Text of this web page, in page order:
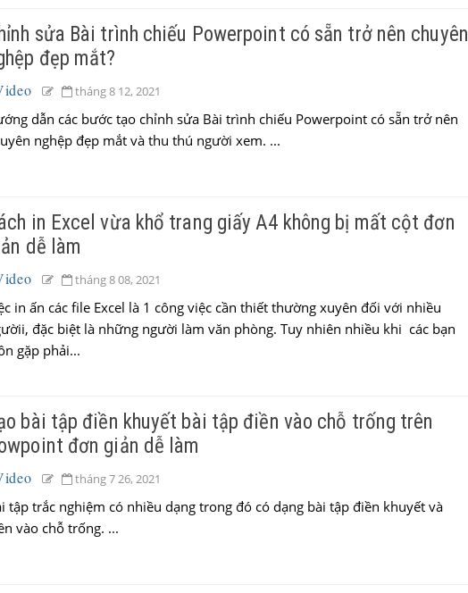
sửa Bài trình chiếu Powerpoint có sẵn trở nên chuyên
đẹp mắt?
tháng 8 12, 2021
dẫn các bước tạo chỉnh sửa Bài trình chiếu Powerpoint có sẵn trở nên
nghệp đẹp mắt và thu thú người xem. ...
in Excel vừa khổ trang giấy A4 không bị mất cột đơn
dễ làm
tháng 8 08, 2021
in ấn các file Excel là 1 công việc cần thiết thường xuyên đối với nhiều
đặc biệt là những người làm văn phòng. Tuy nhiên nhiều khi các bạn
gặp phải...
bài tập điền khuyết bài tập điền vào chỗ trống trên
đơn giản dễ làm
tháng 7 26, 2021
tập trắc nghiệm có nhiều dạng trong đó có dạng bài tập điền khuyết và
vào chỗ trống. ...